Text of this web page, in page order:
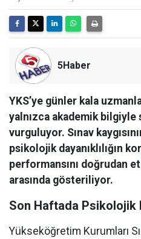
5Haber
YKS’ye günler kala
yalnızca akademik bilgiyle
vurguluyor. Sınav
psikolojik dayanıklılığın
performansını doğrudan
arasında gösteriliyor.
Son Haftada Psikolojik
Yükseköğretim Kurumları